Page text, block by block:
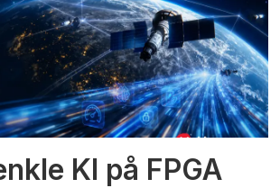
KI på FPGA